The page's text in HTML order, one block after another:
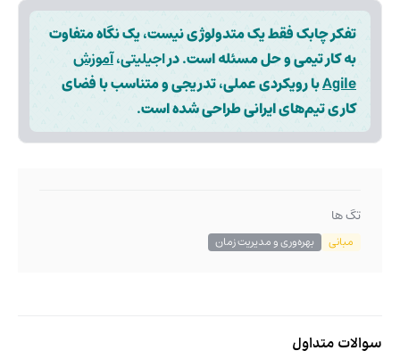
تفکر چابک فقط یک متدولوژی نیست، یک نگاه متفاوت
به کار تیمی و حل مسئله است. دراجیلیتی،آموزش
Agileبا رویکردی عملی، تدریجی و متناسب با فضای
کاری تیم‌های ایرانی طراحی شده است.
تگ ها
مبانی بهره‌وری و مدیریت زمان
سوالات متداول